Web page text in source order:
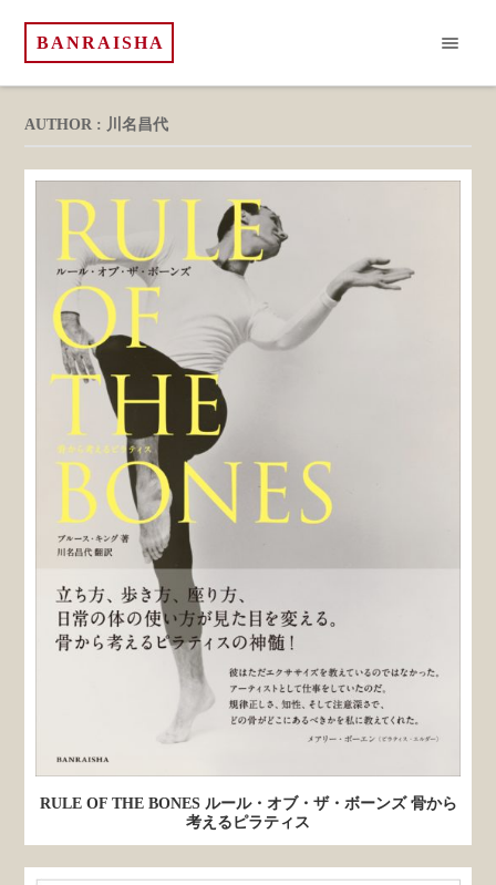
BANRAISHA
AUTHOR : 川名昌代
RULE OF THE BONES ルール・オブ・ザ・ボーンズ 骨から
考えるピラティス